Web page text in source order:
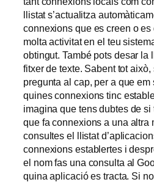
llistat s’actualitza
connexions que es creen o
molta activitat en el teu
obtingut. També pots desar la
fitxer de texte. Sabent tot
pregunta al cap, per a que
quines connexions tinc
imagina que tens dubtes de si
que fa connexions a una altra
consultes el llistat
connexions establertes i
el nom fas una consulta al
quina aplicació es tracta. Si